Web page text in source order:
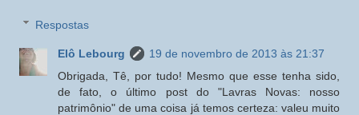
Respostas
Elô Lebourg
19 de novembro de 2013 às 21:37
Obrigada, Tê, por tudo! Mesmo que esse tenha sido,
de fato, o último post do "Lavras Novas: nosso
patrimônio" de uma coisa já temos certeza: valeu muito